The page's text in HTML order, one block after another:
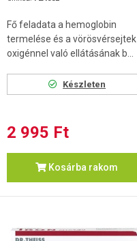
Fő feladata a hemoglobin
termelése és a vörösvérsejtek
oxigénnel való ellátásának b...
Készleten
2 995 Ft
Kosárba rakom